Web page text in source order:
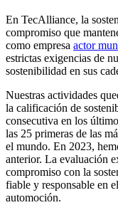
En TecAlliance, la
compromiso que
como empresa actor
estrictas exigencias de
sostenibilidad en sus
Nuestras actividades
la calificación de
consecutiva en los
las 25 primeras de las
el mundo. En 2023,
anterior. La evaluación
compromiso con la
fiable y responsable en
automoción.